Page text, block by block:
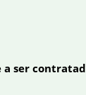
a ser